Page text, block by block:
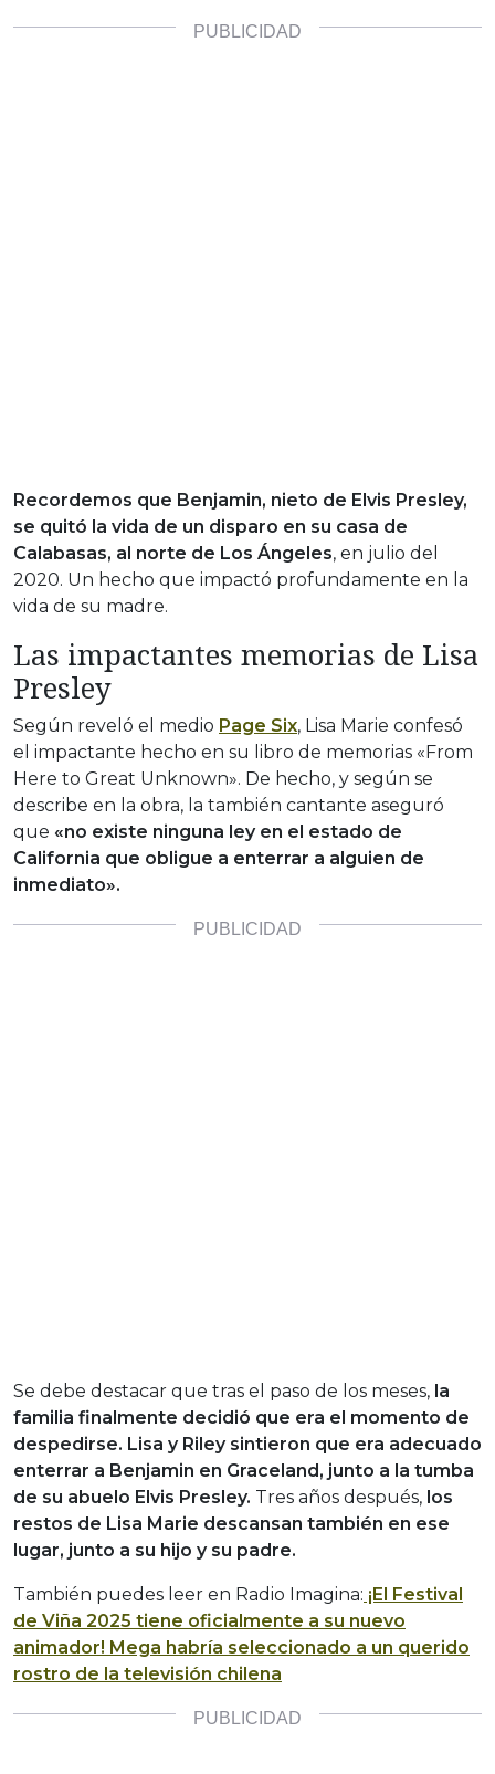
Recordemos que Benjamin, nieto de Elvis Presley,
se quitó la vida de un disparo en su casa de
Calabasas, al norte de Los Ángeles, en julio del
2020. Un hecho que impactó profundamente en la
vida de su madre.
Las impactantes memorias de Lisa
Presley
Según reveló el medio Page Six, Lisa Marie confesó
el impactante hecho en su libro de memorias «From
Here to Great Unknown». De hecho, y según se
describe en la obra, la también cantante aseguró
que «no existe ninguna ley en el estado de
California que obligue a enterrar a alguien de
inmediato».
Se debe destacar que tras el paso de los meses, la
familia finalmente decidió que era el momento de
despedirse. Lisa y Riley sintieron que era adecuado
enterrar a Benjamin en Graceland, junto a la tumba
de su abuelo Elvis Presley. Tres años después, los
restos de Lisa Marie descansan también en ese
lugar, junto a su hijo y su padre.
También puedes leer en Radio Imagina: ¡El Festival
de Viña 2025 tiene oficialmente a su nuevo
animador! Mega habría seleccionado a un querido
rostro de la televisión chilena